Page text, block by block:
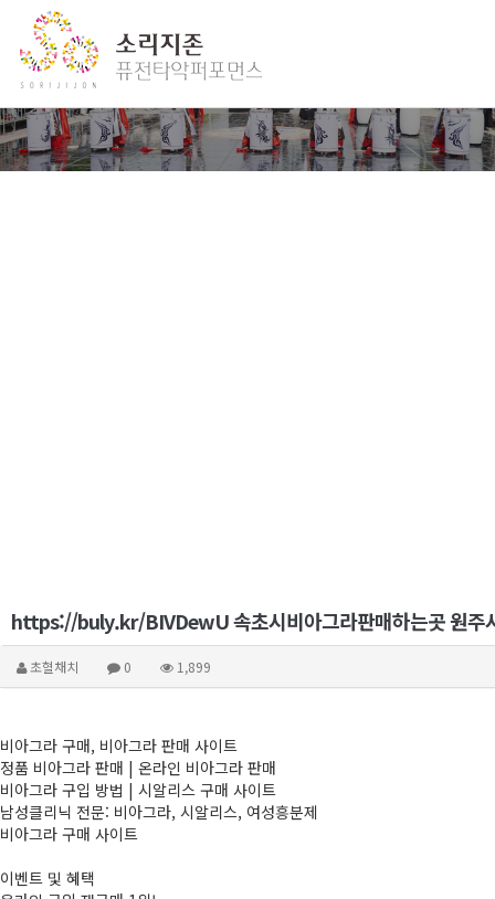
https://buly.kr/BIVDewU 속초시비아그라판매하는곳 원주
초혈채치 0 1,899
비아그라 구매, 비아그라 판매 사이트
정품 비아그라 판매 | 온라인 비아그라 판매
비아그라 구입 방법 | 시알리스 구매 사이트
남성클리닉 전문: 비아그라, 시알리스, 여성흥분제
비아그라 구매 사이트
이벤트 및 혜택